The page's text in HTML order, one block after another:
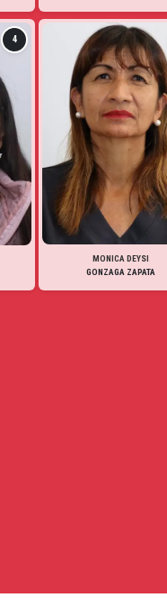
4
MONICA DEYSI
GONZAGA ZAPATA